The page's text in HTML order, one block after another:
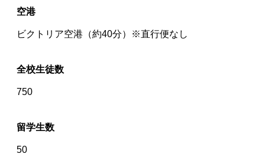
空港
ビクトリア空港（約40分）※直行便なし
全校生徒数
750
留学生数
50